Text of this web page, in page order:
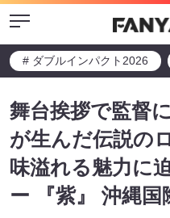
Menu
# ダブルインパクト2026
舞台挨拶で監督
が生んだ伝説の
味溢れる魅力に
ー 『紫』 沖縄国